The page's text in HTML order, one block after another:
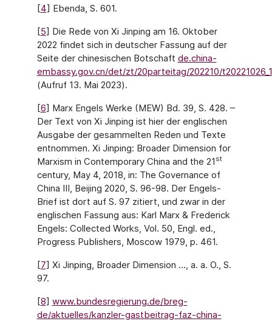
[4] Ebenda, S. 601.
[5] Die Rede von Xi Jinping am 16. Oktober
2022 findet sich in deutscher Fassung auf der
Seite der chinesischen Botschaft de.china-
embassy.gov.cn/det/zt/20parteitag/202210/
(Aufruf 13. Mai 2023).
[6] Marx Engels Werke (MEW) Bd. 39, S. 428. –
Der Text von Xi Jinping ist hier der englischen
Ausgabe der gesammelten Reden und Texte
entnommen. Xi Jinping: Broader Dimension for
Marxism in Contemporary China and the 21 st
century, May 4, 2018, in: The Governance of
China III, Beijing 2020, S. 96-98. Der Engels-
Brief ist dort auf S. 97 zitiert, und zwar in der
englischen Fassung aus: Karl Marx & Frederick
Engels: Collected Works, Vol. 50, Engl. ed.,
Progress Publishers, Moscow 1979, p. 461.
[7] Xi Jinping, Broader Dimension …, a. a. O., S.
97.
[8] www.bundesregierung.de/breg-
de/aktuelles/kanzler-gastbeitrag-faz-china-